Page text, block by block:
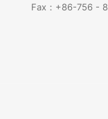
Fax：+86-756 -